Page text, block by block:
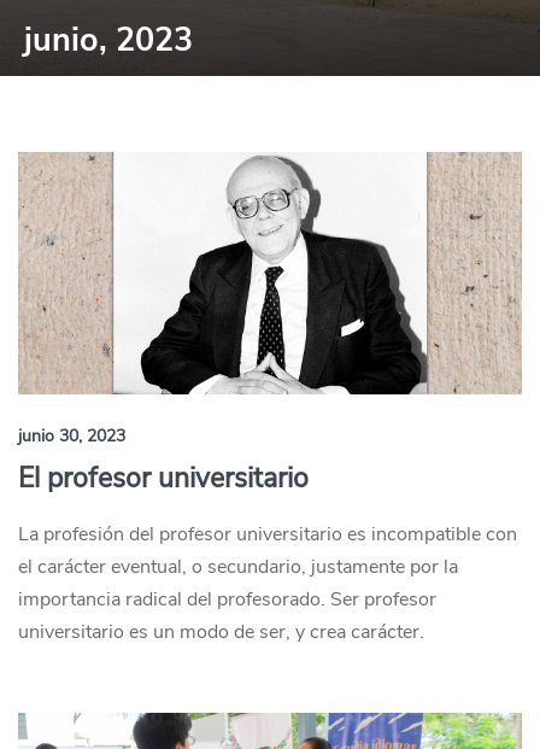
junio, 2023
junio 30, 2023
El profesor universitario
La profesión del profesor universitario es incompatible con
el carácter eventual, o secundario, justamente por la
importancia radical del profesorado. Ser profesor
universitario es un modo de ser, y crea carácter.